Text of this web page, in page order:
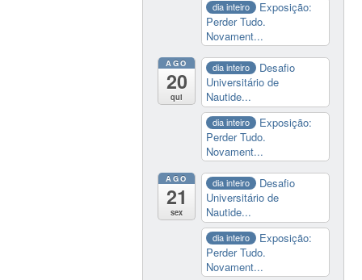
dia inteiro
Exposição:
Perder Tudo.
Novament...
AGO
20
qui
dia inteiro
Desafio
Universitário de
Nautide...
dia inteiro
Exposição:
Perder Tudo.
Novament...
AGO
21
sex
dia inteiro
Desafio
Universitário de
Nautide...
dia inteiro
Exposição:
Perder Tudo.
Novament...